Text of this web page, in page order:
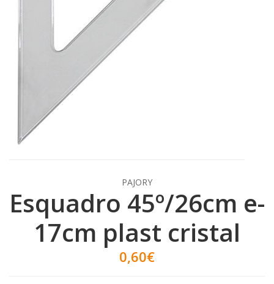
PAJORY
Esquadro 45º/26cm e-
17cm plast cristal
0,60€